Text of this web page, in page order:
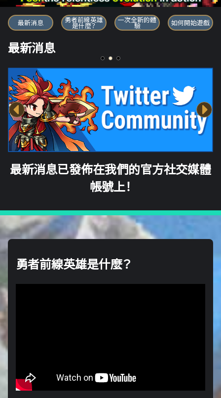
勇者前線英雄
最新消息 勇者前線英雄
是什麼？
一次全新的體
驗 如何開始遊戲
最新消息
最新消息已發佈在我們的官方社交媒體
帳號上！
勇者前線英雄是什麼？